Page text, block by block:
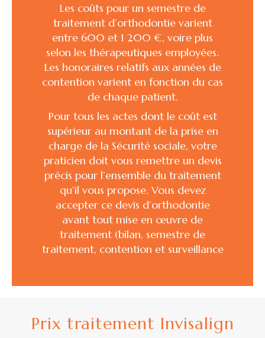
Les coûts pour un semestre de
traitement d’orthodontie varient
entre 600 et 1 200 €, voire plus
selon les thérapeutiques employées.
Les honoraires relatifs aux années de
contention varient en fonction du cas
de chaque patient.
Pour tous les actes dont le coût est
supérieur au montant de la prise en
charge de la Sécurité sociale, votre
praticien doit vous remettre un devis
précis pour l’ensemble du traitement
qu’il vous propose. Vous devez
accepter ce devis d’orthodontie
avant tout mise en œuvre de
traitement (bilan, semestre de
traitement, contention et surveillance
Prix traitement Invisalign